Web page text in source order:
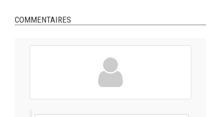
COMMENTAIRES